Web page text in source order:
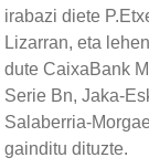
irabazi diete
Lizarran, eta
dute CaixaBank
Serie Bn, Jaka-
Salaberria-
gainditu dituzte.